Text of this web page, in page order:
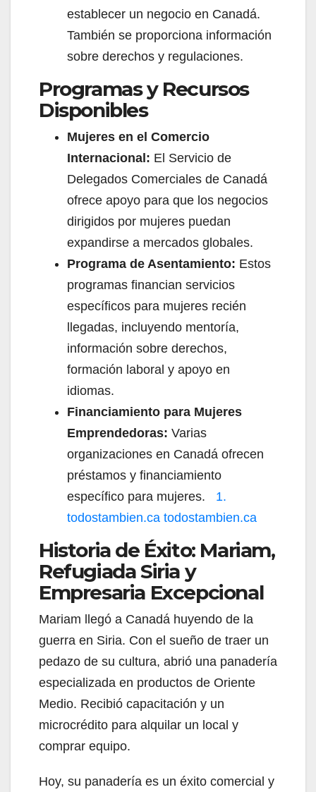
establecer un negocio en Canadá.
También se proporciona información
sobre derechos y regulaciones.
Programas y Recursos
Disponibles
Mujeres en el Comercio
Internacional: El Servicio de
Delegados Comerciales de Canadá
ofrece apoyo para que los negocios
dirigidos por mujeres puedan
expandirse a mercados globales.
Programa de Asentamiento: Estos
programas financian servicios
específicos para mujeres recién
llegadas, incluyendo mentoría,
información sobre derechos,
formación laboral y apoyo en
idiomas.
Financiamiento para Mujeres
Emprendedoras: Varias
organizaciones en Canadá ofrecen
préstamos y financiamiento
específico para mujeres. 1.
todostambien.ca todostambien.ca
Historia de Éxito: Mariam,
Refugiada Siria y
Empresaria Excepcional
Mariam llegó a Canadá huyendo de la
guerra en Siria. Con el sueño de traer un
pedazo de su cultura, abrió una panadería
especializada en productos de Oriente
Medio. Recibió capacitación y un
microcrédito para alquilar un local y
comprar equipo.
Hoy, su panadería es un éxito comercial y